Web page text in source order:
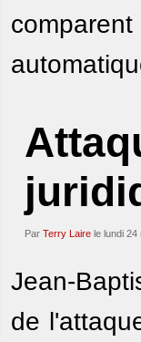
Par Terry Laire le lundi 24
Jean-
de